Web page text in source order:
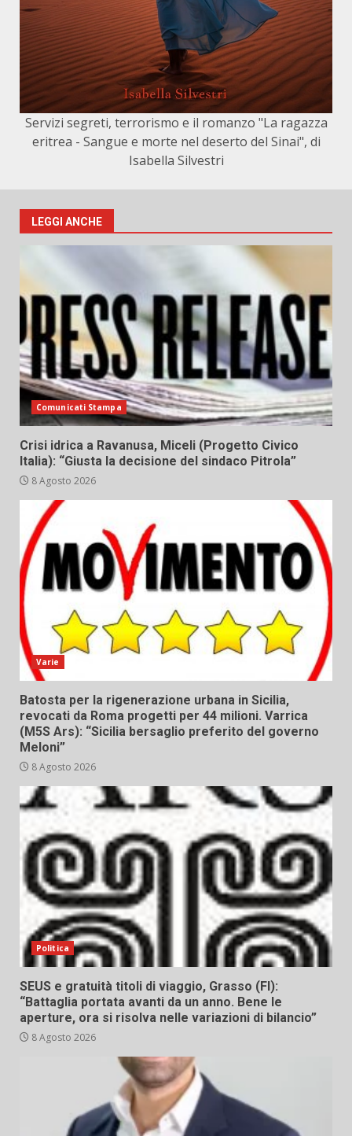
Servizi segreti, terrorismo e il romanzo "La ragazza
eritrea - Sangue e morte nel deserto del Sinai", di
Isabella Silvestri
LEGGI ANCHE
Comunicati Stampa
Crisi idrica a Ravanusa, Miceli (Progetto Civico
Italia): “Giusta la decisione del sindaco Pitrola”
8 Agosto 2026
Varie
Batosta per la rigenerazione urbana in Sicilia,
revocati da Roma progetti per 44 milioni. Varrica
(M5S Ars): “Sicilia bersaglio preferito del governo
Meloni”
8 Agosto 2026
Politica
SEUS e gratuità titoli di viaggio, Grasso (FI):
“Battaglia portata avanti da un anno. Bene le
aperture, ora si risolva nelle variazioni di bilancio”
8 Agosto 2026